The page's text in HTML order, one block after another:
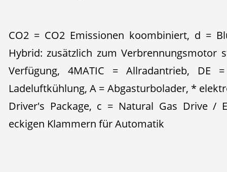
CO2 = CO2 Emissionen koombiniert, d =
Hybrid: zusätzlich zum Verbrennungsmotor
Verfügung, 4MATIC = Allradantrieb, DE
Ladeluftkühlung, A = Abgasturbolader, *
Driver's Package, c = Natural Gas Drive /
eckigen Klammern für Automatik